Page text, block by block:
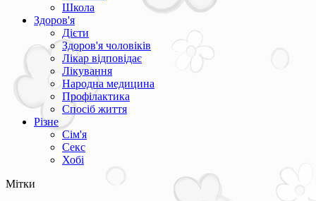
Школа
Здоров'я
Дієти
Здоров'я чоловіків
Лікар відповідає
Лікування
Народна медицина
Профілактика
Спосіб життя
Різне
Сім'я
Секс
Хобі
Мітки